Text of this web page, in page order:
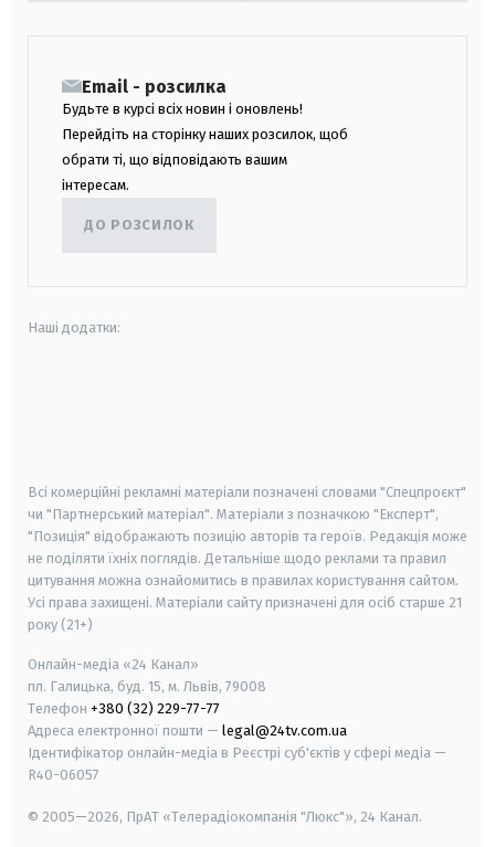
Email - розсилка
Будьте в курсі всіх новин і оновлень!
Перейдіть на сторінку наших розсилок, щоб
обрати ті, що відповідають вашим
інтересам.
ДО РОЗСИЛОК
Наші додатки:
Всі комерційні рекламні матеріали позначені словами "Спецпроєкт"
чи "Партнерський матеріал". Матеріали з позначкою "Експерт",
"Позиція" відображають позицію авторів та героїв. Редакція може
не поділяти їхніх поглядів. Детальніше щодо реклами та правил
цитування можна ознайомитись в правилах користування сайтом.
Усі права захищені. Матеріали сайту призначені для осіб старше 21
року (21+)
Онлайн-медіа «24 Канал»
пл. Галицька, буд. 15, м. Львів, 79008
Телефон +380 (32) 229-77-77
Адреса електронної пошти — legal@24tv.com.ua
Ідентифікатор онлайн-медіа в Реєстрі суб'єктів у сфері медіа —
R40-06057
© 2005—2026, ПрАТ «Телерадіокомпанія "Люкс"», 24 Канал.